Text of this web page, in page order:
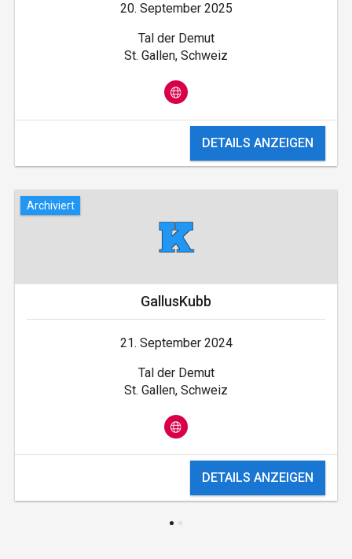
20. September 2025
Tal der Demut
St. Gallen, Schweiz
DETAILS ANZEIGEN
Archiviert
GallusKubb
21. September 2024
Tal der Demut
St. Gallen, Schweiz
DETAILS ANZEIGEN